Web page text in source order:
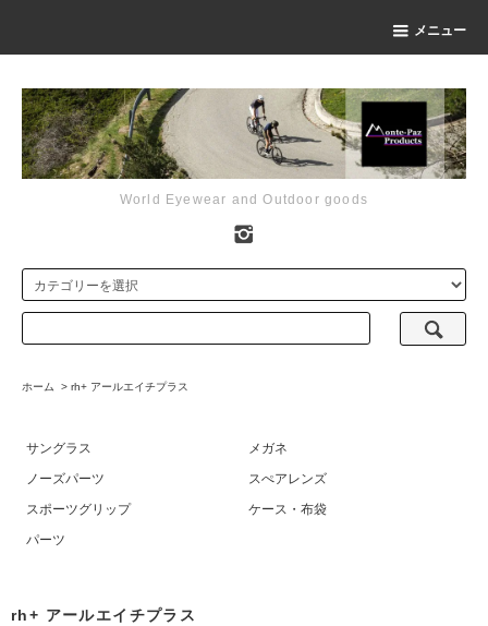
メニュー
World Eyewear and Outdoor goods
ホーム > rh+ アールエイチプラス
サングラス
メガネ
ノーズパーツ
スぺアレンズ
スポーツグリップ
ケース・布袋
パーツ
rh+ アールエイチプラス